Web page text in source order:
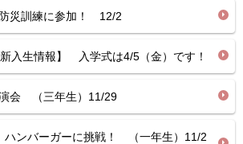
災訓練に参加！ 12/2
入生情報】 入学式は4/5（金）です！
会 （三年生）11/29
ハンバーガーに挑戦！ （一年生）11/2